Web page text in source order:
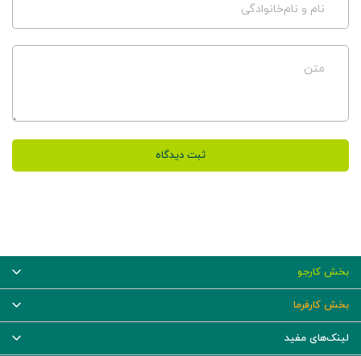
نام و نام‌خانوادگی
متن
ثبت دیدگاه
بخش کارجو
بخش کارفرما
لینک‌های مفید